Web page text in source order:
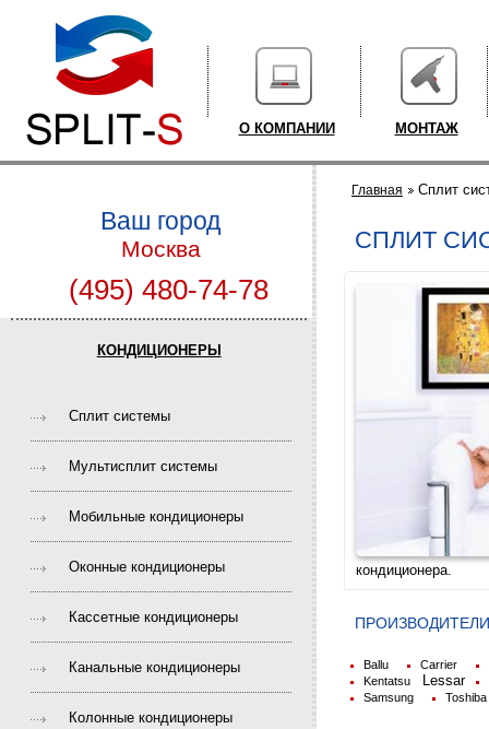
О КОМПАНИИ МОНТАЖ
Ваш город
Москва
(495) 480-74-78
КОНДИЦИОНЕРЫ
Cплит системы
Мультисплит системы
Мобильные кондиционеры
Оконные кондиционеры
Кассетные кондиционеры
Канальные кондиционеры
Колонные кондиционеры
Главная Сплит
СПЛИТ
кондиционера.
Ballu
Carrier
Kentatsu
Lessar
Samsung Toshiba